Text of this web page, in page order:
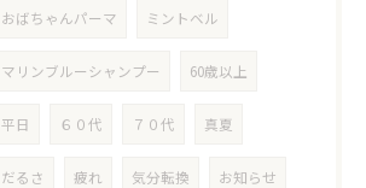
おばちゃんパーマ ミントベル
マリンブルーシャンプー 60歳以上
平日 ６０代 ７０代 真夏
だるさ 疲れ 気分転換 お知らせ